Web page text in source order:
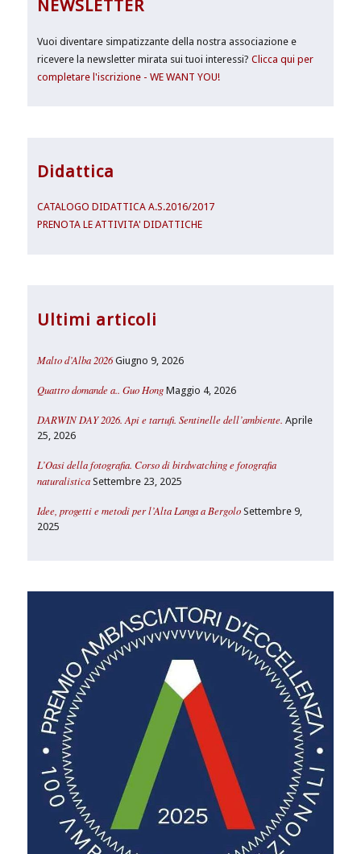
NEWSLETTER
Vuoi diventare simpatizzante della nostra associazione e
ricevere la newsletter mirata sui tuoi interessi?Clicca qui per
completare l'iscrizione - WE WANT YOU!
Didattica
CATALOGO DIDATTICA A.S.2016/2017
PRENOTA LE ATTIVITA' DIDATTICHE
Ultimi articoli
Malto d’Alba 2026 Giugno 9, 2026
Quattro domande a.. Guo Hong Maggio 4, 2026
DARWIN DAY 2026. Api e tartufi. Sentinelle dell’ambiente. Aprile
25, 2026
L’Oasi della fotografia. Corso di birdwatching e fotografia
naturalistica Settembre 23, 2025
Idee, progetti e metodi per l’Alta Langa a Bergolo Settembre 9,
2025